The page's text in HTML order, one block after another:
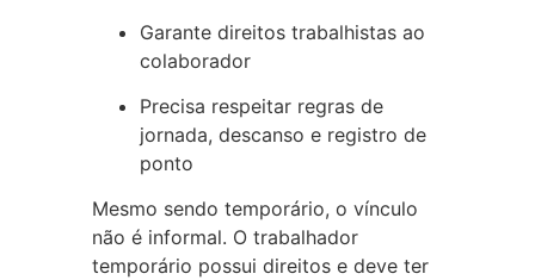
Garante direitos trabalhistas ao
colaborador
Precisa respeitar regras de
jornada, descanso e registro de
ponto
Mesmo sendo temporário, o vínculo
não é informal. O trabalhador
temporário possui direitos e deve ter